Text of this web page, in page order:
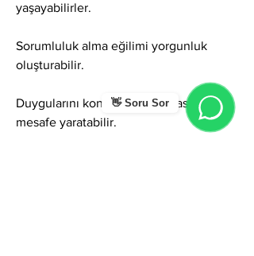
👋 Soru Sor
yaşayabilirler.
Sorumluluk alma eğilimi yorgunluk
oluşturabilir.
Duygularını kontrol etme çabası ilişkide
mesafe yaratabilir.